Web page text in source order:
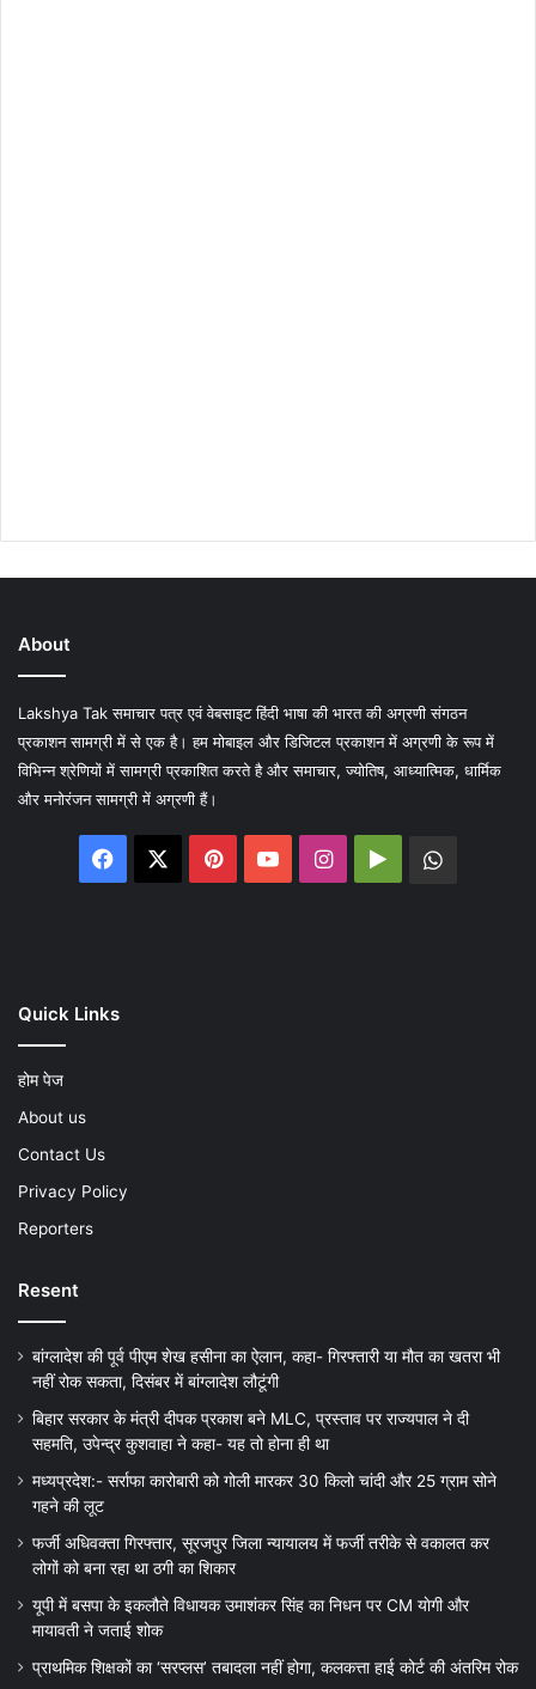
About
Lakshya Tak समाचार पत्र एवं वेबसाइट हिंदी भाषा की भारत की अग्रणी संगठन
प्रकाशन सामग्री में से एक है। हम मोबाइल और डिजिटल प्रकाशन में अग्रणी के रूप में
विभिन्न श्रेणियों में सामग्री प्रकाशित करते है और समाचार, ज्योतिष, आध्यात्मिक, धार्मिक
और मनोरंजन सामग्री में अग्रणी हैं।
Facebook PinterestYouTubeInstagram
Google
Quick Links
होम पेज
About us
Contact Us
Privacy Policy
Reporters
Resent
बांग्लादेश की पूर्व पीएम शेख हसीना का ऐलान, कहा- गिरफ्तारी या मौत का खतरा भी
नहीं रोक सकता, दिसंबर में बांग्लादेश लौटूंगी
बिहार सरकार के मंत्री दीपक प्रकाश बने MLC, प्रस्ताव पर राज्यपाल ने दी
सहमति, उपेन्द्र कुशवाहा ने कहा- यह तो होना ही था
मध्यप्रदेश:- सर्राफा कारोबारी को गोली मारकर 30 किलो चांदी और 25 ग्राम सोने
गहने की लूट
फर्जी अधिवक्ता गिरफ्तार, सूरजपुर जिला न्यायालय में फर्जी तरीके से वकालत कर
लोगों को बना रहा था ठगी का शिकार
यूपी में बसपा के इकलौते विधायक उमाशंकर सिंह का निधन पर CM याेगी और
मायावती ने जताई शोक
प्राथमिक शिक्षकों का ‘सरप्लस’ तबादला नहीं होगा, कलकत्ता हाई कोर्ट की अंतरिम रोक